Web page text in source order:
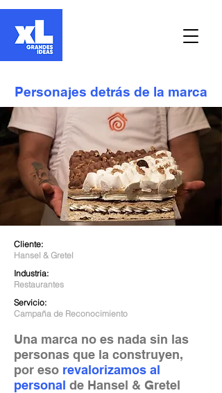
Personajes detrás de la marca
Cliente:
Hansel & Gretel
Industria:
Restaurantes
Servicio:
Campaña de Reconocimiento
Una marca no es nada sin las
personas que la construyen,
por eso revalorizamos al
personal de Hansel & Gretel